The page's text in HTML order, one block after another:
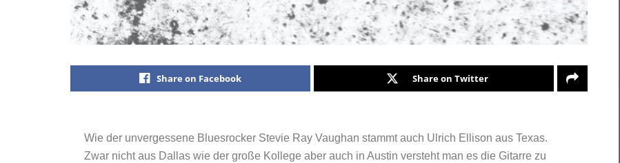
Share on Facebook Share on Twitter
Wie der unvergessene Bluesrocker Stevie Ray Vaughan stammt auch Ulrich Ellison aus Texas.
Zwar nicht aus Dallas wie der große Kollege aber auch in Austin versteht man es die Gitarre zu